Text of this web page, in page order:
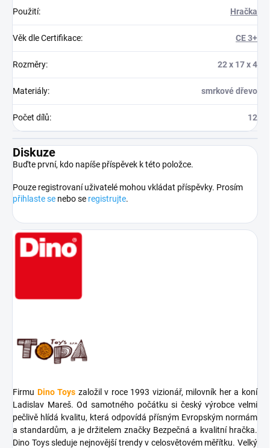
Použití: Hračka
Věk dle Certifikace: CE 3+
Rozměry: 22 x 17 x 4
Materiály: smrkové dřevo
Počet dílů: 12
Diskuze
Buďte první, kdo napíše příspěvek k této položce.
Pouze registrovaní uživatelé mohou vkládat příspěvky. Prosím
přihlaste se nebo se registrujte.
Firmu Dino Toys založil v roce 1993 vizionář, milovník her a koní
Ladislav Mareš. Od samotného počátku si český výrobce velmi
pečlivě hlídá kvalitu, která odpovídá přísným Evropským normám
a standardům, a je držitelem značky Bezpečná a kvalitní hračka.
Dino Toys sleduje nejnovější trendy v celosvětovém měřítku. Velký